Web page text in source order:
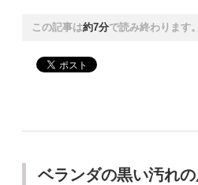
この記事は約7分で読み終わります。
ベランダの黒い汚れの